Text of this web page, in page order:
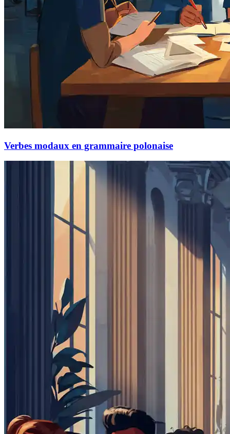
Verbes modaux en grammaire polonaise